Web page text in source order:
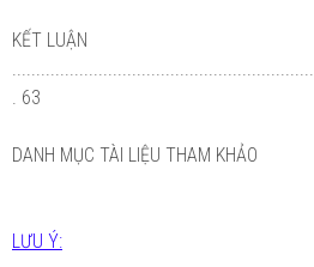
KẾT LUẬN
. 63
DANH MỤC TÀI LIỆU THAM KHẢO
LƯU Ý: